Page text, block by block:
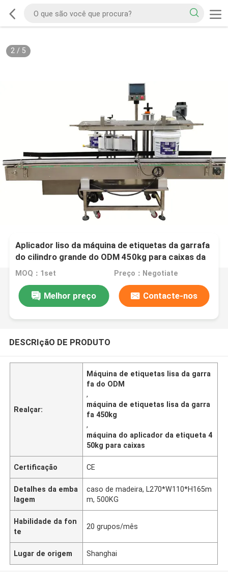
2/ 5
Aplicador liso da máquina de etiquetas da garrafa
do cilindro grande do ODM 450kg para caixas da
cubeta da pintura de óleo
MOQ：1set Preço：Negotiate
Melhor preço Contacte-nos
DESCRIçãO DE PRODUTO
Realçar:
Máquina de etiquetas lisa da garra
fa do ODM
,
máquina de etiquetas lisa da garra
fa 450kg
,
máquina do aplicador da etiqueta 4
50kg para caixas
Certificação CE
Detalhes da emba
lagem
caso de madeira, L270*W110*H165m
m, 500KG
Habilidade da fon
te
20 grupos/mês
Lugar de origem Shanghai